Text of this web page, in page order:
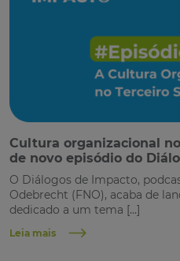
Cultura organizacional
de novo episódio do
O Diálogos de Impacto,
Odebrecht (FNO), acaba de
dedicado a um tema […]
Leia mais